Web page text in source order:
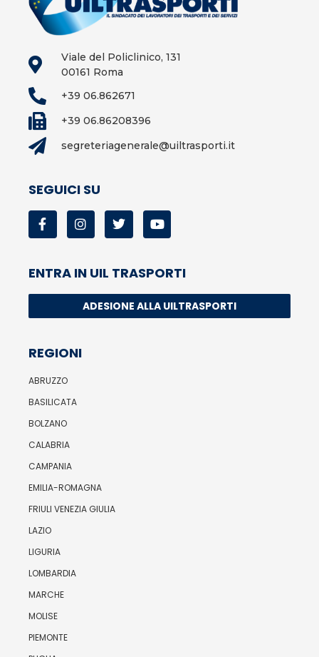
Viale del Policlinico, 131
00161 Roma
+39 06.862671
+39 06.86208396
segreteriagenerale@uiltrasporti.it
SEGUICI SU
ENTRA IN UIL TRASPORTI
ADESIONE ALLA UILTRASPORTI
REGIONI
ABRUZZO
BASILICATA
BOLZANO
CALABRIA
CAMPANIA
EMILIA-ROMAGNA
FRIULI VENEZIA GIULIA
LAZIO
LIGURIA
LOMBARDIA
MARCHE
MOLISE
PIEMONTE